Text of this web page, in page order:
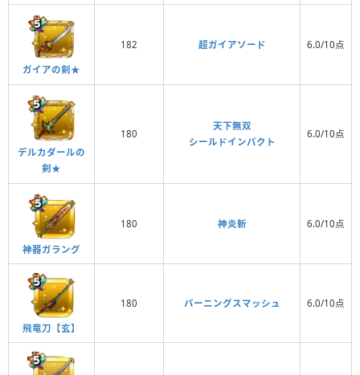
ガイアの剣★
182 超ガイアソード 6.0/10点
デルカダールの
剣★
180
天下無双
シールドインパクト
6.0/10点
神器ガラング
180 神炎斬 6.0/10点
飛竜刀【玄】
180 バーニングスマッシュ 6.0/10点